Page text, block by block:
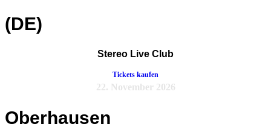
(DE)
Stereo Live Club
Tickets kaufen
22. November 2026
Oberhausen